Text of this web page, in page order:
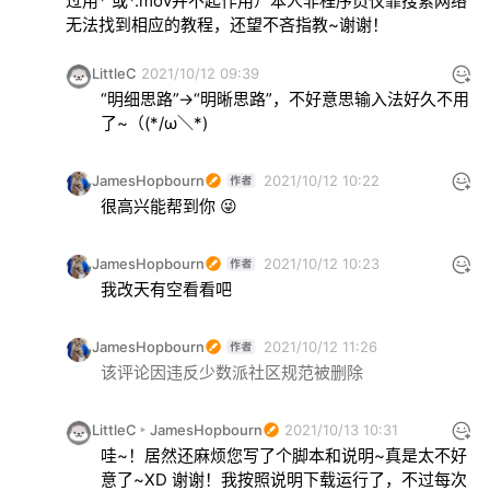
无法找到相应的教程，还望不吝指教~谢谢！
LittleC 2021/10/12 09:39
“明细思路”→“明晰思路”，不好意思输入法好久不用
了~（(*/ω＼*)
JamesHopbourn 2021/10/12 10:22
很高兴能帮到你 😜
JamesHopbourn 2021/10/12 10:23
我改天有空看看吧
JamesHopbourn 2021/10/12 11:26
该评论因违反少数派社区规范被删除
LittleC JamesHopbourn 2021/10/13 10:31
哇~！居然还麻烦您写了个脚本和说明~真是太不好
意了~XD 谢谢！我按照说明下载运行了，不过每次